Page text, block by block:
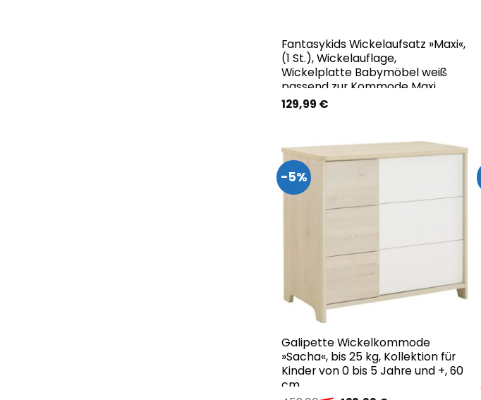
Fantasykids Wickelaufsatz »Maxi«,
(1 St.), Wickelauflage,
Wickelplatte Babymöbel weiß
passend zur Kommode Maxi
129,99 €
-5%
Galipette Wickelkommode
»Sacha«, bis 25 kg, Kollektion für
Kinder von 0 bis 5 Jahre und +, 60
cm